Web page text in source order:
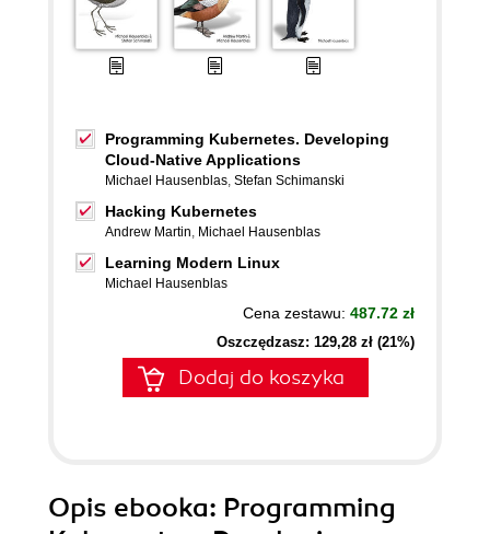
Programming Kubernetes. Developing
Cloud-Native Applications
Michael Hausenblas, Stefan Schimanski
Hacking Kubernetes
Andrew Martin, Michael Hausenblas
Learning Modern Linux
Michael Hausenblas
Cena zestawu: 487.72 zł
Oszczędzasz: 129,28 zł (21%)
Dodaj do koszyka
Opis ebooka: Programming